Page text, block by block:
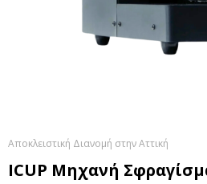
Αποκλειστική Διανομή στην Αττική
ICUP Μηχανή